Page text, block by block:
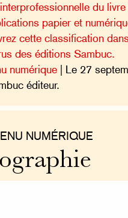
du
papier et
cette classification
des éditions Sambuc.
numérique | Le 27
éditeur.
NUMÉRIQUE